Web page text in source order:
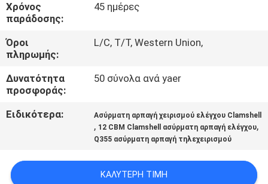
ΈΛΕΓΧΟΣ
ΠΟΙΌΤΗΤΑΣ
ΕΙΔΉΣΕΙΣ
ΥΠΟΘΈΣΕΙΣ
US
Χρόνος
παράδοσης:
45 ημέρες
Όροι
πληρωμής:
L/C, T/T, Western Union,
Δυνατότητα
προσφοράς:
50 σύνολα ανά yaer
Ειδικότερα: Ασύρματη αρπαγή χειρισμού ελέγχου Clamshell
, 12 CBM Clamshell ασύρματη αρπαγή ελέγχου,
Q355 ασύρματη αρπαγή τηλεχειρισμού
ΚΑΛΎΤΕΡΗ ΤΙΜΉ